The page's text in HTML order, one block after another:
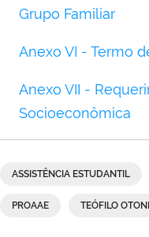
Grupo Familiar
Anexo VI - Termo
Anexo VII -
Socioeconômica
ASSISTÊNCIA ESTUDANTIL
PROAAE TEÓFILO OTONI